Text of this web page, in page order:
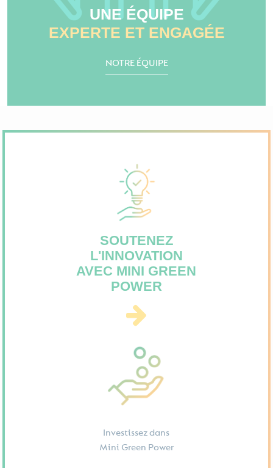
UNE ÉQUIPE
EXPERTE ET ENGAGÉE
NOTRE ÉQUIPE
SOUTENEZ
L'INNOVATION
AVEC MINI GREEN
POWER
Investissez dans
Mini Green Power